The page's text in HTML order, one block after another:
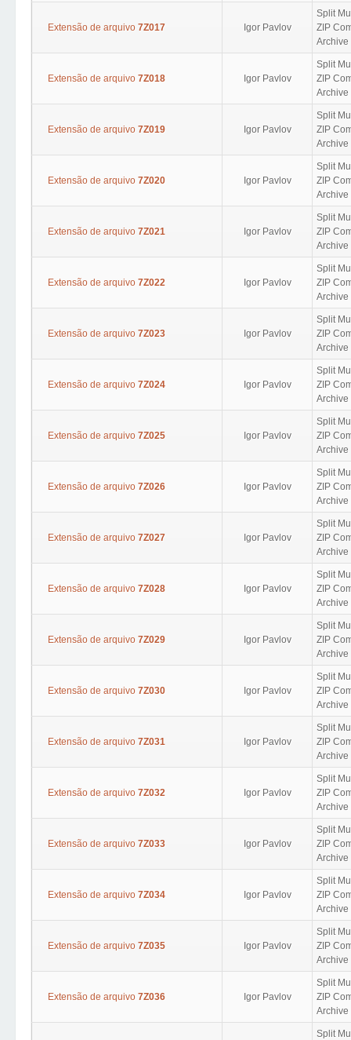
Extensão de arquivo 7Z017 Igor Pavlov
Split
ZIP
Archive
Extensão de arquivo 7Z018 Igor Pavlov
Split
ZIP
Archive
Extensão de arquivo 7Z019 Igor Pavlov
Split
ZIP
Archive
Extensão de arquivo 7Z020 Igor Pavlov
Split
ZIP
Archive
Extensão de arquivo 7Z021 Igor Pavlov
Split
ZIP
Archive
Extensão de arquivo 7Z022 Igor Pavlov
Split
ZIP
Archive
Extensão de arquivo 7Z023 Igor Pavlov
Split
ZIP
Archive
Extensão de arquivo 7Z024 Igor Pavlov
Split
ZIP
Archive
Extensão de arquivo 7Z025 Igor Pavlov
Split
ZIP
Archive
Extensão de arquivo 7Z026 Igor Pavlov
Split
ZIP
Archive
Extensão de arquivo 7Z027 Igor Pavlov
Split
ZIP
Archive
Extensão de arquivo 7Z028 Igor Pavlov
Split
ZIP
Archive
Extensão de arquivo 7Z029 Igor Pavlov
Split
ZIP
Archive
Extensão de arquivo 7Z030 Igor Pavlov
Split
ZIP
Archive
Extensão de arquivo 7Z031 Igor Pavlov
Split
ZIP
Archive
Extensão de arquivo 7Z032 Igor Pavlov
Split
ZIP
Archive
Extensão de arquivo 7Z033 Igor Pavlov
Split
ZIP
Archive
Extensão de arquivo 7Z034 Igor Pavlov
Split
ZIP
Archive
Extensão de arquivo 7Z035 Igor Pavlov
Split
ZIP
Archive
Extensão de arquivo 7Z036 Igor Pavlov
Split
ZIP
Archive
Split